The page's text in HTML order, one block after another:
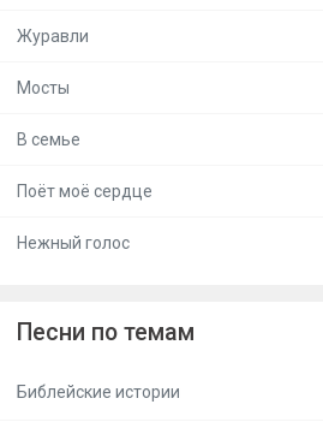
Журавли
Мосты
В семье
Поёт моё сердце
Нежный голос
Песни по темам
Библейские истории